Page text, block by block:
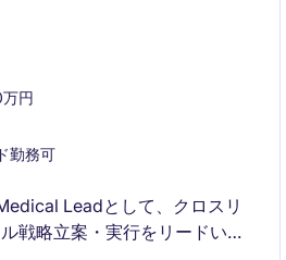
円
勤務可
Leadとして、クロスリ
戦略立案・実行をリードいた